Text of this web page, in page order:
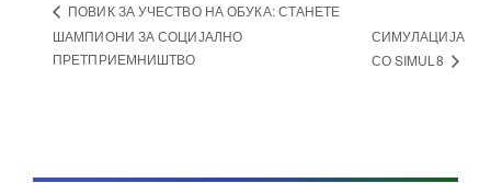
ПОВИК ЗА УЧЕСТВО НА ОБУКА: СТАНЕТЕ
ШАМПИОНИ ЗА СОЦИЈАЛНО
ПРЕТПРИЕМНИШТВО
СИМУЛАЦИЈА
СО SIMUL8